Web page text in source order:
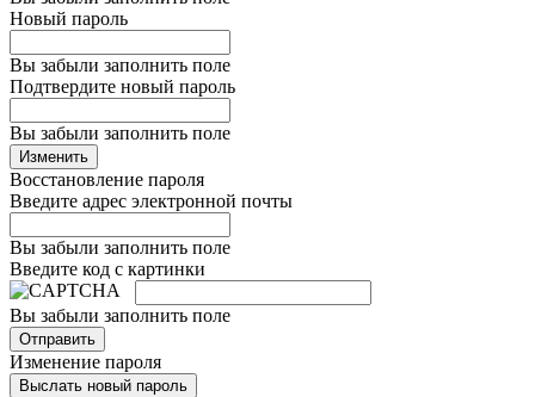
Новый пароль
Вы забыли заполнить поле
Подтвердите новый пароль
Вы забыли заполнить поле
Изменить
Восстановление пароля
Введите адрес электронной почты
Вы забыли заполнить поле
Введите код с картинки
Вы забыли заполнить поле
Отправить
Изменение пароля
Выслать новый пароль